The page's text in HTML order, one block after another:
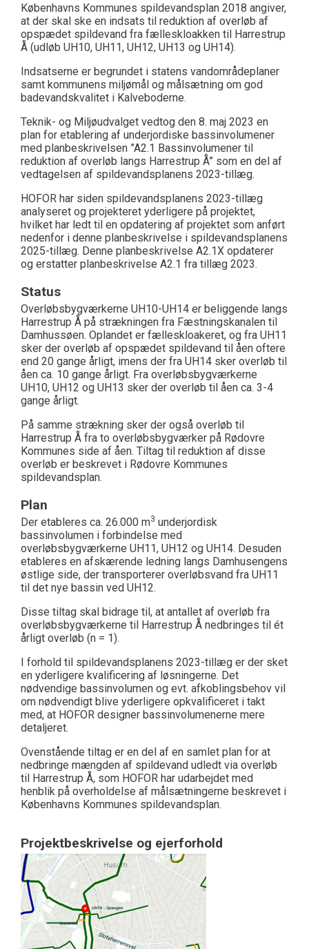
Københavns Kommunes spildevandsplan 2018 angiver,
at der skal ske en indsats til reduktion af overløb af
opspædet spildevand fra fælleskloakken til Harrestrup
Å (udløb UH10, UH11, UH12, UH13 og UH14).
Indsatserne er begrundet i statens vandområdeplaner
samt kommunens miljømål og målsætning om god
badevandskvalitet i Kalveboderne.
Teknik- og Miljøudvalget vedtog den 8. maj 2023 en
plan for etablering af underjordiske bassinvolumener
med planbeskrivelsen ”A2.1 Bassinvolumener til
reduktion af overløb langs Harrestrup Å” som en del af
vedtagelsen af spildevandsplanens 2023-tillæg.
HOFOR har siden spildevandsplanens 2023-tillæg
analyseret og projekteret yderligere på projektet,
hvilket har ledt til en opdatering af projektet som anført
nedenfor i denne planbeskrivelse i spildevandsplanens
2025-tillæg. Denne planbeskrivelse A2.1X opdaterer
og erstatter planbeskrivelse A2.1 fra tillæg 2023.
Status
Overløbsbygværkerne UH10-UH14 er beliggende langs
Harrestrup Å på strækningen fra Fæstningskanalen til
Damhussøen. Oplandet er fælleskloakeret, og fra UH11
sker der overløb af opspædet spildevand til åen oftere
end 20 gange årligt, imens der fra UH14 sker overløb til
åen ca. 10 gange årligt. Fra overløbsbygværkerne
UH10, UH12 og UH13 sker der overløb til åen ca. 3-4
gange årligt.
På samme strækning sker der også overløb til
Harrestrup Å fra to overløbsbygværker på Rødovre
Kommunes side af åen. Tiltag til reduktion af disse
overløb er beskrevet i Rødovre Kommunes
spildevandsplan.
Plan
Der etableres ca. 26.000 m3 underjordisk
bassinvolumen i forbindelse med
overløbsbygværkerne UH11, UH12 og UH14. Desuden
etableres en afskærende ledning langs Damhusengens
østlige side, der transporterer overløbsvand fra UH11
til det nye bassin ved UH12.
Disse tiltag skal bidrage til, at antallet af overløb fra
overløbsbygværkerne til Harrestrup Å nedbringes til ét
årligt overløb (n = 1).
I forhold til spildevandsplanens 2023-tillæg er der sket
en yderligere kvalificering af løsningerne. Det
nødvendige bassinvolumen og evt. afkoblingsbehov vil
om nødvendigt blive yderligere opkvalificeret i takt
med, at HOFOR designer bassinvolumenerne mere
detaljeret.
Ovenstående tiltag er en del af en samlet plan for at
nedbringe mængden af spildevand udledt via overløb
til Harrestrup Å, som HOFOR har udarbejdet med
henblik på overholdelse af målsætningerne beskrevet i
Københavns Kommunes spildevandsplan.
Projektbeskrivelse og ejerforhold